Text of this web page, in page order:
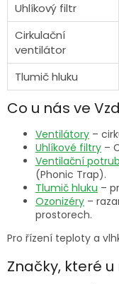
Uhlíkový filtr
Cirkulační
ventilátor
Tlumič hluku
Co u nás ve
Ventilátory –
Uhlíkové filtry –
Ventilační
(Phonic Trap).
Tlumič hluku –
Ozonizéry –
prostorech.
Pro řízení teploty a
Značky, které